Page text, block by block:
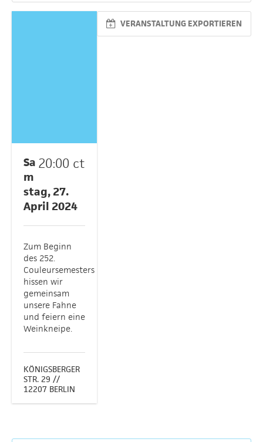
VERANSTALTUNG EXPORTIEREN
20:00 ct
Sa
m
stag, 27.
April 2024
Zum Beginn
des 252.
Couleursemesters
hissen wir
gemeinsam
unsere Fahne
und feiern eine
Weinkneipe.
KÖNIGSBERGER
STR. 29 //
12207 BERLIN